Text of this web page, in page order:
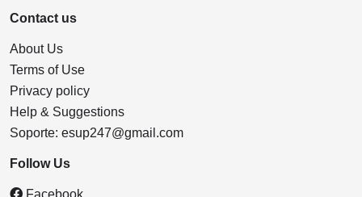
Contact us
About Us
Terms of Use
Privacy policy
Help & Suggestions
Soporte: esup247@gmail.com
Follow Us
Facebook